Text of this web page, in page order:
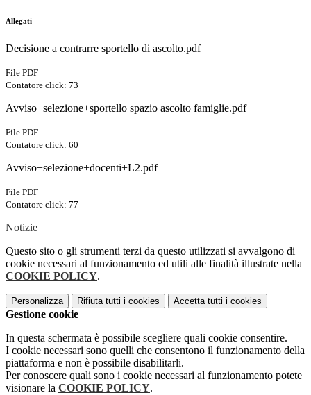
Allegati
Decisione a contrarre sportello di ascolto.pdf
File PDF
Contatore click: 73
Avviso+selezione+sportello spazio ascolto famiglie.pdf
File PDF
Contatore click: 60
Avviso+selezione+docenti+L2.pdf
File PDF
Contatore click: 77
Notizie
Questo sito o gli strumenti terzi da questo utilizzati si avvalgono di
cookie necessari al funzionamento ed utili alle finalità illustrate nella
COOKIE POLICY.
Personalizza Rifiuta tutti i cookies Accetta tutti i cookies
Gestione cookie
In questa schermata è possibile scegliere quali cookie consentire.
I cookie necessari sono quelli che consentono il funzionamento della
piattaforma e non è possibile disabilitarli.
Per conoscere quali sono i cookie necessari al funzionamento potete
visionare la COOKIE POLICY.